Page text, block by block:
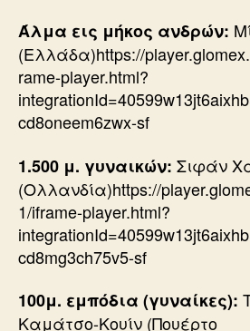
Άλμα εις μήκος ανδρών:
(Ελλάδα)https://
rame-player.html?
cd8oneem6zwx-sf
1.500 μ. γυναικών: Σιφάν
(Ολλανδία)https://
1/iframe-player.html?
cd8mg3ch75v5-sf
100μ. εμπόδια (γυναίκες):
Καμάτσο-Κουίν (Πουέρτο